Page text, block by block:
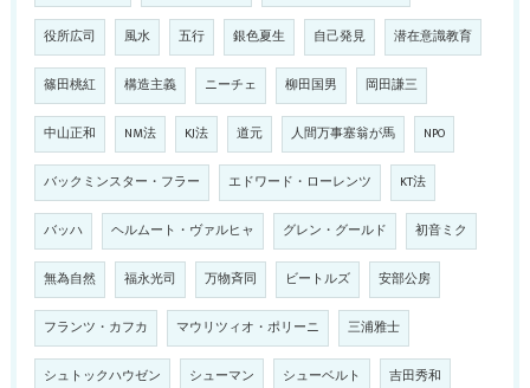
役所広司 風水 五行 銀色夏生 自己発見 潜在意識教育
篠田桃紅 構造主義 ニーチェ 柳田国男 岡田謙三
中山正和 NM法 KJ法 道元 人間万事塞翁が馬 NPO
バックミンスター・フラー エドワード・ローレンツ KT法
バッハ ヘルムート・ヴァルヒャ グレン・グールド 初音ミク
無為自然 福永光司 万物斉同 ビートルズ 安部公房
フランツ・カフカ マウリツィオ・ポリーニ 三浦雅士
シュトックハウゼン シューマン シューベルト 吉田秀和